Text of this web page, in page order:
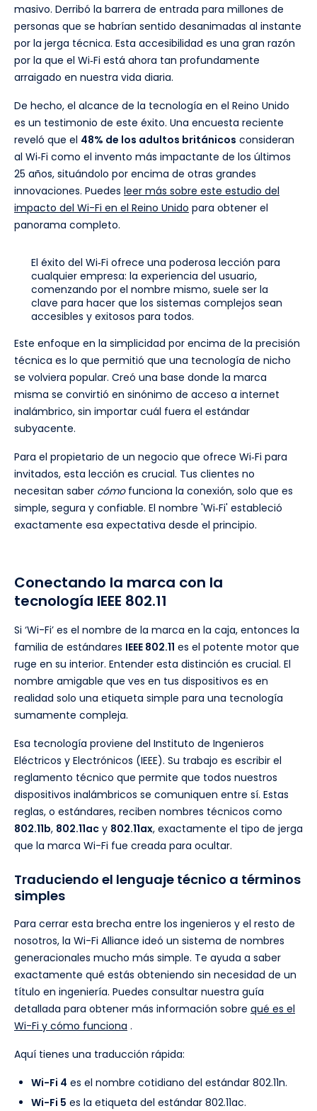
masivo. Derribó la barrera de entrada para millones de
personas que se habrían sentido desanimadas al instante
por la jerga técnica. Esta accesibilidad es una gran razón
por la que el Wi‑Fi está ahora tan profundamente
arraigado en nuestra vida diaria.
De hecho, el alcance de la tecnología en el Reino Unido
es un testimonio de este éxito. Una encuesta reciente
reveló que el 48% de los adultos británicos consideran
al Wi‑Fi como el invento más impactante de los últimos
25 años, situándolo por encima de otras grandes
innovaciones. Puedes leer más sobre este estudio del
impacto del Wi-Fi en el Reino Unido para obtener el
panorama completo.
El éxito del Wi‑Fi ofrece una poderosa lección para
cualquier empresa: la experiencia del usuario,
comenzando por el nombre mismo, suele ser la
clave para hacer que los sistemas complejos sean
accesibles y exitosos para todos.
Este enfoque en la simplicidad por encima de la precisión
técnica es lo que permitió que una tecnología de nicho
se volviera popular. Creó una base donde la marca
misma se convirtió en sinónimo de acceso a internet
inalámbrico, sin importar cuál fuera el estándar
subyacente.
Para el propietario de un negocio que ofrece Wi‑Fi para
invitados, esta lección es crucial. Tus clientes no
necesitan saber cómofunciona la conexión, solo que es
simple, segura y confiable. El nombre 'Wi‑Fi' estableció
exactamente esa expectativa desde el principio.
Conectando la marca con la
tecnología IEEE 802.11
Si ‘Wi-Fi’ es el nombre de la marca en la caja, entonces la
familia de estándares IEEE 802.11 es el potente motor que
ruge en su interior. Entender esta distinción es crucial. El
nombre amigable que ves en tus dispositivos es en
realidad solo una etiqueta simple para una tecnología
sumamente compleja.
Esa tecnología proviene del Instituto de Ingenieros
Eléctricos y Electrónicos (IEEE). Su trabajo es escribir el
reglamento técnico que permite que todos nuestros
dispositivos inalámbricos se comuniquen entre sí. Estas
reglas, o estándares, reciben nombres técnicos como
802.11b, 802.11ac y 802.11ax, exactamente el tipo de jerga
que la marca Wi-Fi fue creada para ocultar.
Traduciendo el lenguaje técnico a términos
simples
Para cerrar esta brecha entre los ingenieros y el resto de
nosotros, la Wi-Fi Alliance ideó un sistema de nombres
generacionales mucho más simple. Te ayuda a saber
exactamente qué estás obteniendo sin necesidad de un
título en ingeniería. Puedes consultar nuestra guía
detallada para obtener más información sobre qué es el
Wi-Fi y cómo funciona .
Aquí tienes una traducción rápida:
Wi-Fi 4 es el nombre cotidiano del estándar 802.11n.
Wi-Fi 5 es la etiqueta del estándar 802.11ac.